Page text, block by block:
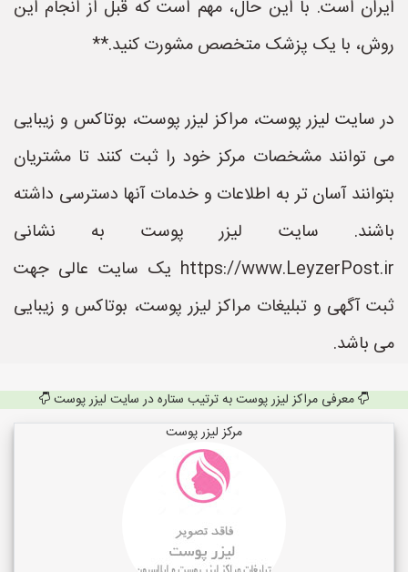
ایران است. با این حال، مهم است که قبل از انجام این
روش، با یک پزشک متخصص مشورت کنید.**
در سایت لیزر پوست، مراکز لیزر پوست، بوتاکس و زیبایی
می توانند مشخصات مرکز خود را ثبت کنند تا مشتریان
بتوانند آسان تر به اطلاعات و خدمات آنها دسترسی داشته
باشند. سایت لیزر پوست به نشانی
https://www.LeyzerPost.ir یک سایت عالی جهت
ثبت آگهی و تبلیغات مراکز لیزر پوست، بوتاکس و زیبایی
می باشد.
معرفی مراکز لیزر پوست به ترتیب ستاره در سایت لیزر پوست
مرکز لیزر پوست